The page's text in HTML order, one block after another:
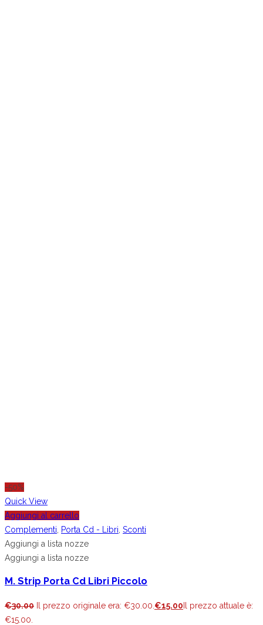
-50%
Quick View
Aggiungi al carrello
Complementi
Porta Cd - Libri Sconti
Aggiungi a lista nozze
Aggiungi a lista nozze
M. Strip Porta Cd Libri Piccolo
€30.00 Il prezzo originale era: €30.00. €15.00Il prezzo attuale è:
€15.00.